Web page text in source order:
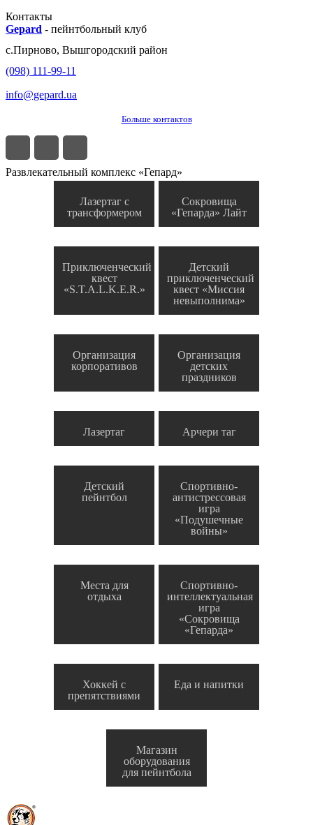
Контакты
Gepard - пейнтбольный клуб
с.Пирново, Вышгородский район
(098) 111-99-11
info@gepard.ua
Больше контактов
Развлекательный комплекс «Гепард»
Лазертаг с
трансформером
Сокровища
«Гепарда» Лайт
Приключенческий
квест
«S.T.A.L.K.E.R.»
Детский
приключенческий
квест «Миссия
невыполнима»
Организация
корпоративов
Организация
детских
праздников
Лазертаг Арчери таг
Детский
пейнтбол
Спортивно-
антистрессовая
игра
«Подушечные
войны»
Места для
отдыха
Спортивно-
интеллектуальная
игра
«Сокровища
«Гепарда»
Хоккей с
препятствиями
Еда и напитки
Магазин
оборудования
для пейнтбола